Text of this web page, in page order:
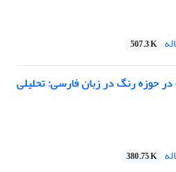
507.3 K
حوزه رنگ در زبان فارسی: تحلیلی
380.75 K